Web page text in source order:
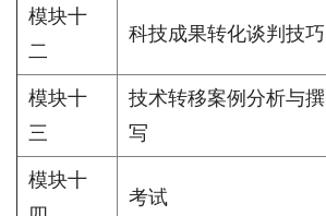
模块十
二
科技成果转化谈判技巧
模块十
三
技术转移案例分析与撰
写
模块十
考试